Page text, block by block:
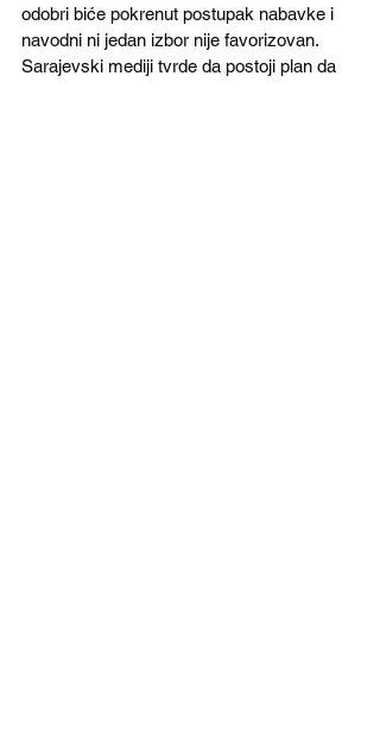
odobri biće pokrenut postupak nabavke i
navodni ni jedan izbor nije favorizovan.
Sarajevski mediji tvrde da postoji plan da